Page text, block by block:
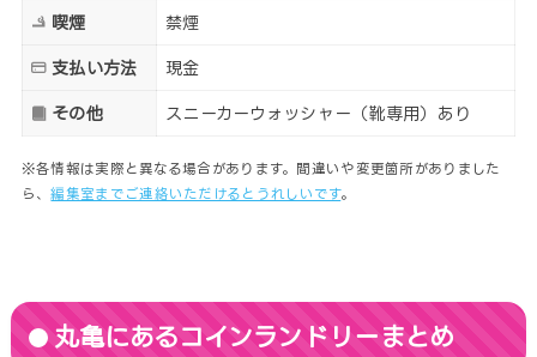
喫煙 禁煙
支払い方法 現金
その他 スニーカーウォッシャー（靴専用）あり
※各情報は実際と異なる場合があります。間違いや変更箇所がありました
ら、編集室までご連絡いただけるとうれしいです。
丸亀にあるコインランドリーまとめ